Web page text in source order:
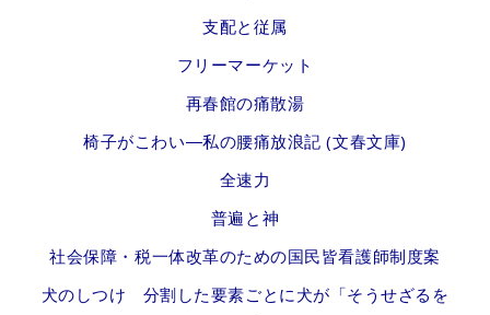
支配と従属
フリーマーケット
再春館の痛散湯
椅子がこわい―私の腰痛放浪記 (文春文庫)
全速力
普遍と神
社会保障・税一体改革のための国民皆看護師制度案
犬のしつけ 分割した要素ごとに犬が「そうせざるを